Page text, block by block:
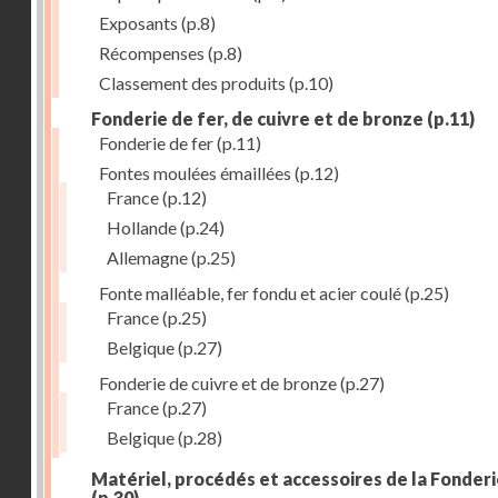
Exposants (p.8)
Récompenses (p.8)
Classement des produits (p.10)
Fonderie de fer, de cuivre et de bronze (p.11)
Fonderie de fer(p.11)
Fontes moulées émaillées (p.12)
France(p.12)
Hollande(p.24)
Allemagne(p.25)
Fonte malléable, fer fondu et acier coulé(p.25)
France(p.25)
Belgique(p.27)
Fonderie de cuivre et de bronze(p.27)
France(p.27)
Belgique(p.28)
Matériel, procédés et accessoires de la